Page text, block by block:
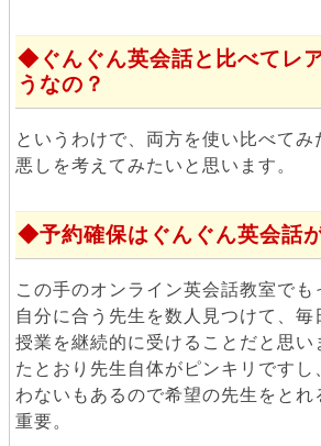
ぐんぐん英会話と比べてレ
うなの？
というわけで、両方を使い比べてみ
悪しを考えてみたいと思います。
予約確保はぐんぐん英会話
この手のオンライン英会話教室でも
自分に合う先生を数人見つけて、毎
授業を継続的に受けることだと思い
たとおり先生自体がピンキリですし
わないもあるので希望の先生をとれ
重要。